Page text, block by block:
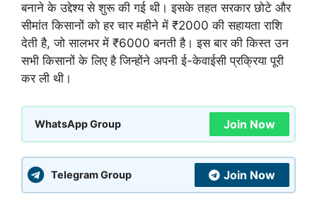
बनाने के उद्देश्य से शुरू की गई थी। इसके तहत सरकार छोटे और
सीमांत किसानों को हर चार महीने में ₹2000 की सहायता राशि
देती है, जो सालभर में ₹6000 बनती है। इस बार की किस्त उन
सभी किसानों के लिए है जिन्होंने अपनी ई-केवाईसी प्रक्रिया पूरी
कर ली थी।
WhatsApp Group Join Now
Telegram Group Join Now